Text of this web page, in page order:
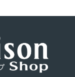
登